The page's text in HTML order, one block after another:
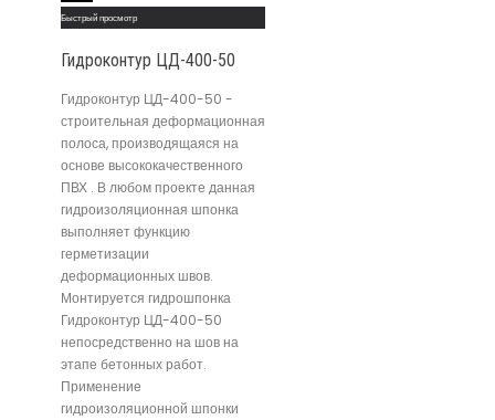
Быстрый просмотр
Гидроконтур ЦД-400-50
Гидроконтур ЦД-400-50 -
строительная деформационная
полоса, производящаяся на
основе высококачественного
ПВХ . В любом проекте данная
гидроизоляционная шпонка
выполняет функцию
герметизации
деформационных швов.
Монтируется гидрошпонка
Гидроконтур ЦД-400-50
непосредственно на шов на
этапе бетонных работ.
Применение
гидроизоляционной шпонки